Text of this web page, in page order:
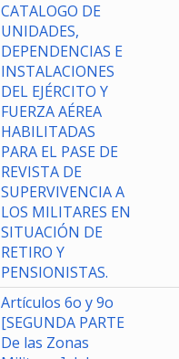
CATALOGO DE
UNIDADES,
DEPENDENCIAS E
INSTALACIONES
DEL EJÉRCITO Y
FUERZA AÉREA
HABILITADAS
PARA EL PASE DE
REVISTA DE
SUPERVIVENCIA A
LOS MILITARES EN
SITUACIÓN DE
RETIRO Y
PENSIONISTAS.
Artículos 6o y 9o
[SEGUNDA PARTE
De las Zonas